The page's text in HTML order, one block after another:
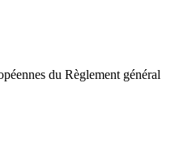
du Règlement général